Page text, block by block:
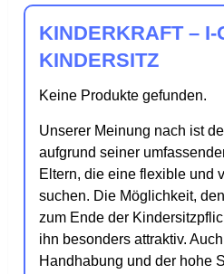
KINDERKRAFT – I-
KINDERSITZ
Keine Produkte gefunden.
Unserer Meinung nach ist
aufgrund seiner
Eltern, die eine flexible und
suchen. Die Möglichkeit,
zum Ende der
ihn besonders attraktiv.
Handhabung und der hohe